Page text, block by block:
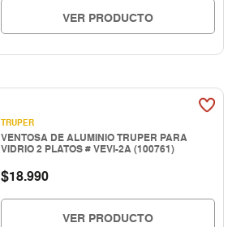
VER PRODUCTO
TRUPER
VENTOSA DE ALUMINIO TRUPER PARA
VIDRIO 2 PLATOS # VEVI-2A (100761)
$18.990
VER PRODUCTO